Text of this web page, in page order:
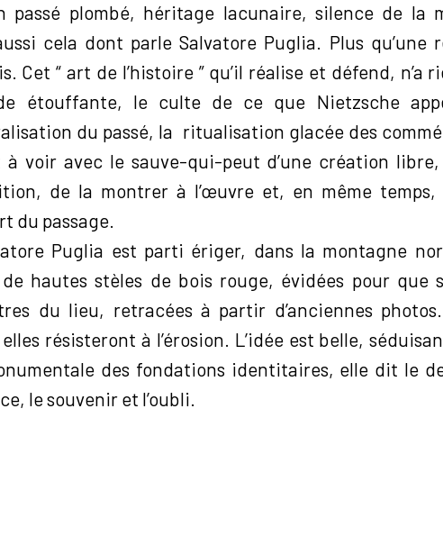
passé plombé, héritage lacunaire, silence de la
cela dont parle Salvatore Puglia. Plus qu’une
Cet “ art de l’histoire ” qu’il réalise et défend, n’a
étouffante, le culte de ce que Nietzsche
du passé, la ritualisation glacée des
voir avec le sauve-qui-peut d’une création
de la montrer à l’œuvre et, en même
du passage.
Puglia est parti ériger, dans la montagne
hautes stèles de bois rouge, évidées pour que
du lieu, retracées à partir d’anciennes
résisteront à l’érosion. L’idée est belle,
des fondations identitaires, elle dit le
le souvenir et l’oubli.